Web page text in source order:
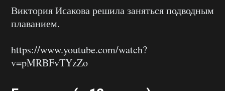
Виктория Исакова решила заняться подводным
плаванием.
https://www.youtube.com/watch?
v=pMRBFvTYzZo